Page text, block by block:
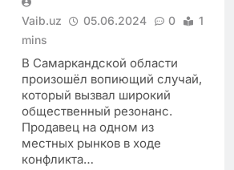
Vaib.uz 05.06.2024 0
1
mins
В Самаркандской области
произошёл вопиющий случай,
который вызвал широкий
общественный резонанс.
Продавец на одном из
местных рынков в ходе
конфликта…